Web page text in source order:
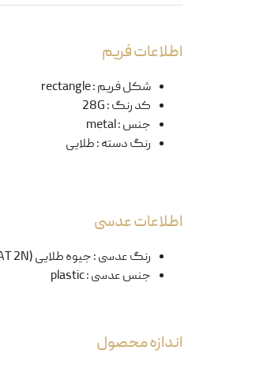
اطلاعات فریم
شکل فریم:
rectangle
کد رنگ:
28G
جنس:
metal
رنگ دسته:طلایی
اطلاعات عدسی
رنگ عدسی:جیوه طلایی (CAT 2N)
جنس عدسی:
plastic
اندازه محصول